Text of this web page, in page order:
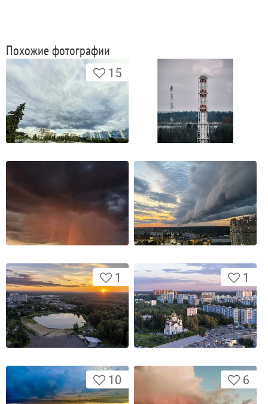
Похожие фотографии
15
1 1
10 6